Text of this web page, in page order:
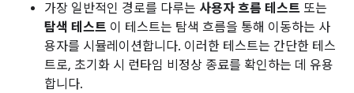
가장 일반적인 경로를 다루는 사용자 흐름 테스트 또는
탐색 테스트 이 테스트는 탐색 흐름을 통해 이동하는 사
용자를 시뮬레이션합니다. 이러한 테스트는 간단한 테스
트로, 초기화 시 런타임 비정상 종료를 확인하는 데 유용
합니다.